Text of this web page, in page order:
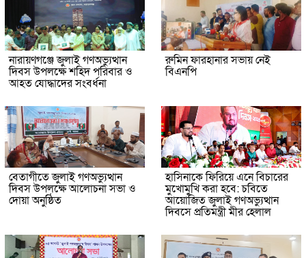
নারায়ণগঞ্জে জুলাই গণঅভ্যুত্থান
দিবস উপলক্ষে শহিদ পরিবার ও
আহত যোদ্ধাদের সংবর্ধনা
রুমিন ফারহানার সভায় নেই
বিএনপি
বেতাগীতে জুলাই গণঅভ্যুত্থান
দিবস উপলক্ষে আলোচনা সভা ও
দোয়া অনুষ্ঠিত
হাসিনাকে ফিরিয়ে এনে বিচারের
মুখোমুখি করা হবে: চবিতে
আয়োজিত জুলাই গণঅভ্যুত্থান
দিবসে প্রতিমন্ত্রী মীর হেলাল